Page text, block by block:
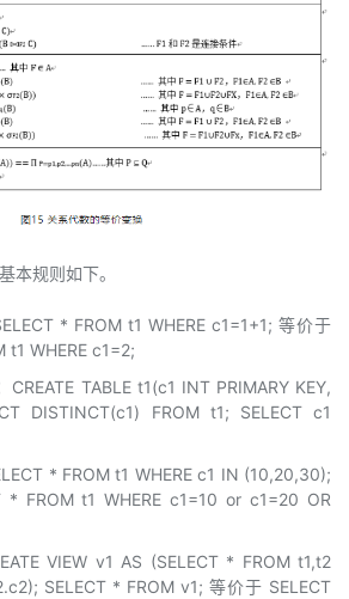
本规则如下。
* FROM t1 WHERE c1=1+1; 等价于
t1 WHERE c1=2;
CREATE TABLE t1(c1 INT PRIMARY KEY,
DISTINCT(c1) FROM t1; SELECT c1
* FROM t1 WHERE c1 IN (10,20,30);
* FROM t1 WHERE c1=10 or c1=20 OR
VIEW v1 AS (SELECT * FROM t1,t2
SELECT * FROM v1; 等价于 SELECT